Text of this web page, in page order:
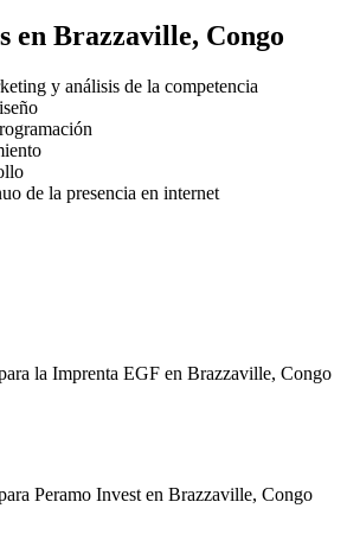
en Brazzaville, Congo
y análisis de la competencia
de la presencia en internet
la Imprenta EGF en Brazzaville, Congo
Peramo Invest en Brazzaville, Congo